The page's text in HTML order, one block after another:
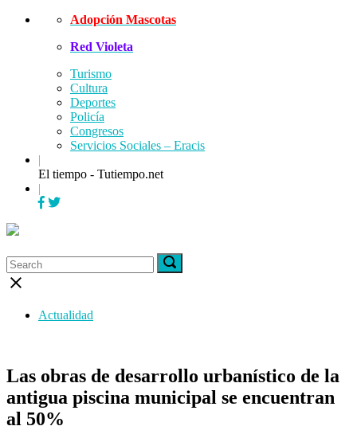
Skip
Adopción Mascotas
Red Violeta
Turismo
Cultura
Deportes
Policía
Congresos
Servicios Sociales – Eracis
|
El tiempo - Tutiempo.net
|
Menu
Search
for:
Search
for:
Search
Close
Actualidad
Las obras de desarrollo urbanístico de la
antigua piscina municipal se encuentran
al 50%